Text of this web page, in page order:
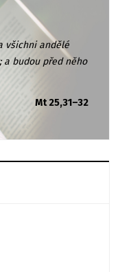
všichni andělé
a budou před něho
Mt 25,31–32